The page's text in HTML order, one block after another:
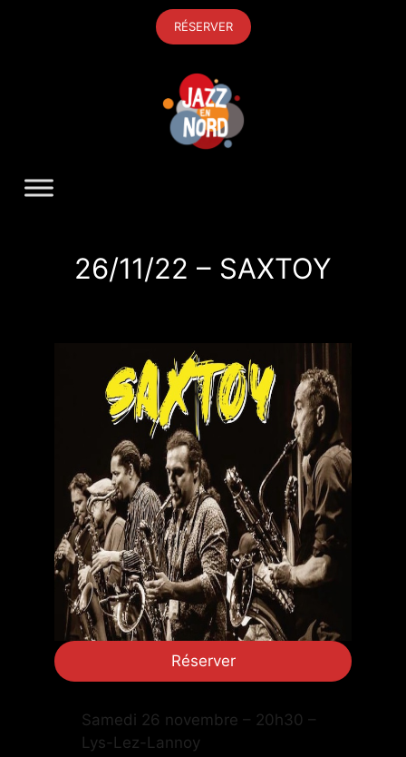
RÉSERVER
26/11/22 – SAXTOY
Réserver
Samedi 26 novembre – 20h30 –
Lys-Lez-Lannoy